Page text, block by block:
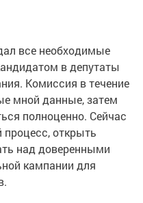
все необходимые
в депутаты
Комиссия в течение
мной данные, затем
полноценно. Сейчас
процесс, открыть
над доверенными
кампании для